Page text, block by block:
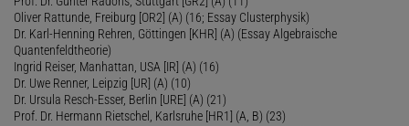
Oliver Rattunde, Freiburg [OR2] (A) (16; Essay Clusterphysik)
Dr. Karl-Henning Rehren, Göttingen [KHR] (A) (Essay Algebraische
Quantenfeldtheorie)
Ingrid Reiser, Manhattan, USA [IR] (A) (16)
Dr. Uwe Renner, Leipzig [UR] (A) (10)
Dr. Ursula Resch-Esser, Berlin [URE] (A) (21)
Prof. Dr. Hermann Rietschel, Karlsruhe [HR1] (A, B) (23)